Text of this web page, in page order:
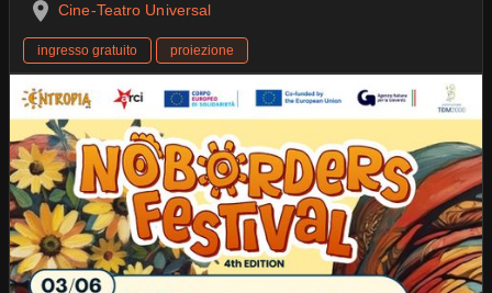
Cine-Teatro Universal
ingresso gratuito proiezione